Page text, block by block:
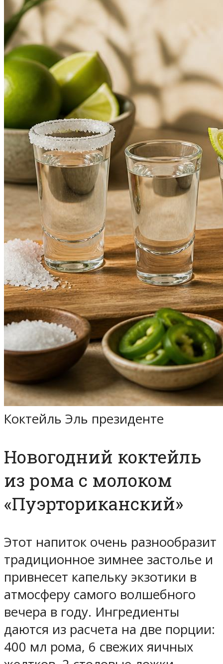
Коктейль Эль президенте
Новогодний коктейль
из рома с молоком
«Пуэрториканский»
Этот напиток очень разнообразит
традиционное зимнее застолье и
привнесет капельку экзотики в
атмосферу самого волшебного
вечера в году. Ингредиенты
даются из расчета на две порции:
400 мл рома, 6 свежих яичных